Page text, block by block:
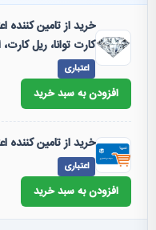
خرید از تامین کننده
کارت توانا، ریل
اعتباری
افزودن به سبد خرید
خرید از تامین کننده
اعتباری
افزودن به سبد خرید